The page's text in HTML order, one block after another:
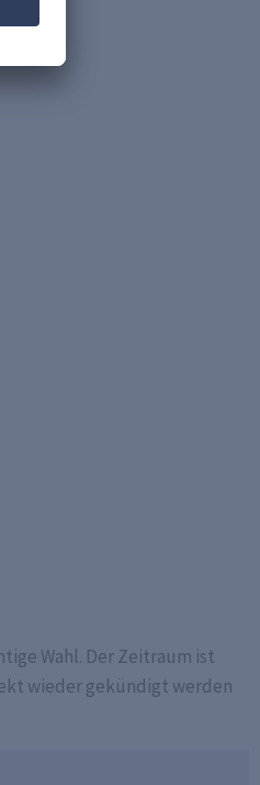
Wahl. Der Zeitraum ist
wieder gekündigt werden